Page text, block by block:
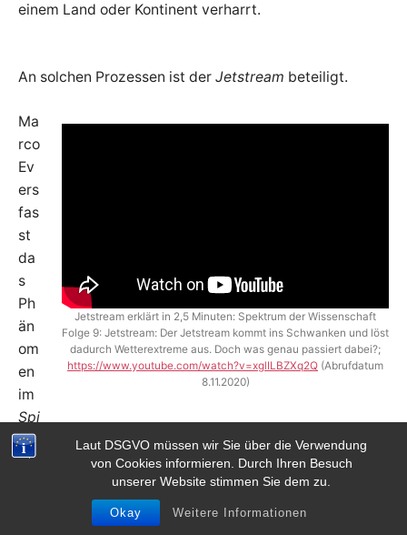
Laut DSGVO müssen wir Sie über die Verwendung
von Cookies informieren. Durch Ihren Besuch
unserer Website stimmen Sie dem zu.
Okay Weitere Informationen
einem Land oder Kontinent verharrt.
An solchen Prozessen ist der Jetstream beteiligt.
Jetstream erklärt in 2,5 Minuten: Spektrum der Wissenschaft
Folge 9: Jetstream: Der Jetstream kommt ins Schwanken und löst
dadurch Wetterextreme aus. Doch was genau passiert dabei?;
https://www.youtube.com/watch?v=xglILBZXq2Q (Abrufdatum
8.11.2020)
Ma
rco
Ev
ers
fas
st
da
s
Ph
än
om
en
im
Spi
egel
in einfache Worte:
„Dieses Starkwindband bewegt sich auf der
Nordhalbkugel in sieben bis zwölf Kilometer Höhe,
es bläst wellenförmig von West nach Ost und prägt